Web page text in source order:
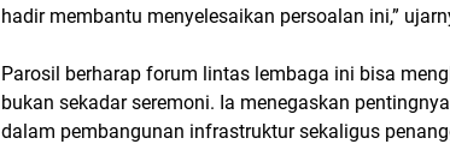
hadir membantu menyelesaikan persoalan ini,”
Parosil berharap forum lintas lembaga ini bisa
bukan sekadar seremoni. Ia menegaskan
dalam pembangunan infrastruktur sekaligus